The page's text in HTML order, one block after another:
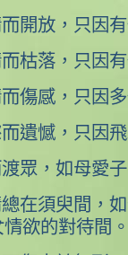
開放，只因
枯落，只因
傷感，只因
遺憾，只因
眾，如母愛
在須臾間，
欲的對待間